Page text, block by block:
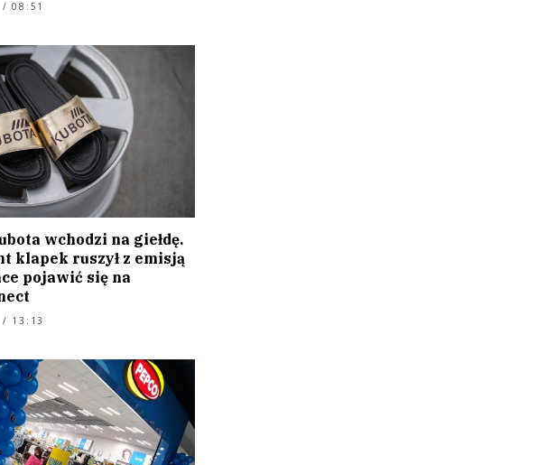
08:51
wchodzi na giełdę.
klapek ruszył z emisją
pojawić się na
13:13